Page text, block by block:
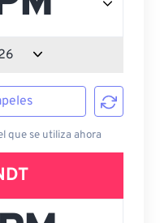
que se utiliza ahora